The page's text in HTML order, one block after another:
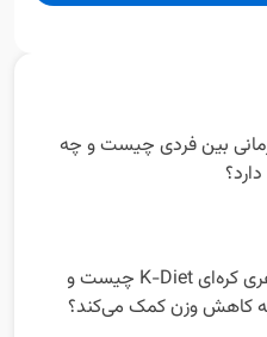
بین‌ فردی چیست و چه
رژیم لاغری کره‌ای K-Diet چیست و
کاهش وزن کمک می‌کند؟